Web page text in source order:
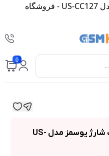
شارژر فندکی فست شارژ یوسمز مدل US-CC127 - فروشگاه
0
شارژر فندکی فست شارژ یوسمز مدل US-